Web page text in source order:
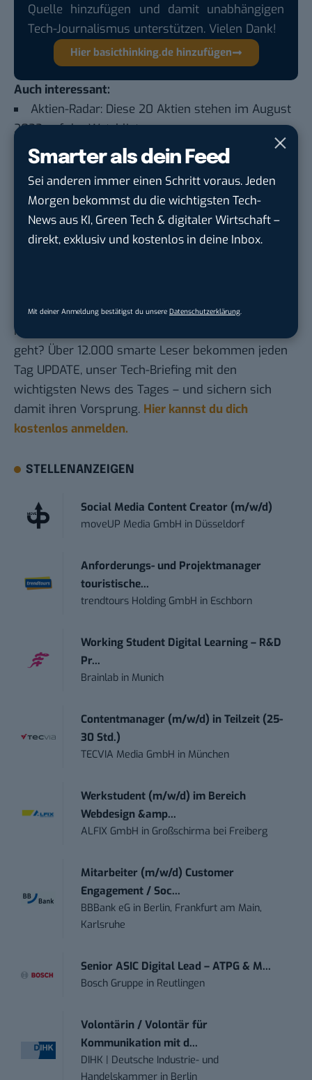
Smarter als dein Feed
Sei anderen immer einen Schritt voraus. Jeden
Morgen bekommst du die wichtigsten Tech-
News aus KI, Green Tech & digitaler Wirtschaft –
direkt, exklusiv und kostenlos in deine Inbox.
Mit deiner Anmeldung bestätigst du unsere Datenschutzerklärung
Quelle hinzufügen und damit unabhängigen
Tech-Journalismus unterstützen. Vielen Dank!
Hier basicthinking.de hinzufügen
Auch interessant:
Aktien-Radar: Diese 20 Aktien stehen im August
2022 auf der Watchlist
Arbeit: In diesen 10 Ländern arbeiten die
Menschen am meisten
Warum die neuen Anforderung an
Arbeitsverträge digitalisierungsfeindlich sind
Amazon: Umweltverschmutzung und CO2-
Du möchtest nicht abgehängt werden, wenn es um
KI, Green Tech und die Tech-Themen von Morgen
geht? Über 12.000 smarte Leser bekommen jeden
Tag UPDATE, unser Tech-Briefing mit den
wichtigsten News des Tages – und sichern sich
damit ihren Vorsprung. Hier kannst du dich
kostenlos anmelden.
STELLENANZEIGEN
Social Media Content Creator (m/w/d)
moveUP Media GmbH in Düsseldorf
Anforderungs- und Projektmanager
touristische...
trendtours Holding GmbH in Eschborn
Working Student Digital Learning – R&D
Pr...
Brainlab in Munich
Contentmanager (m/w/d) in Teilzeit (25-
30 Std.)
TECVIA Media GmbH in München
Werkstudent (m/w/d) im Bereich
Webdesign &amp...
ALFIX GmbH in Großschirma bei Freiberg
Mitarbeiter (m/w/d) Customer
Engagement / Soc...
BBBank eG in Berlin, Frankfurt am Main,
Karlsruhe
Senior ASIC Digital Lead – ATPG & M...
Bosch Gruppe in Reutlingen
Volontärin / Volontär für
Kommunikation mit d...
DIHK | Deutsche Industrie- und
Handelskammer in Berlin